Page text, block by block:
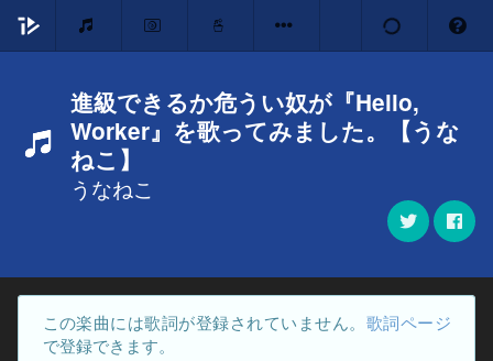
進級できるか危うい奴が『Hello,
Worker』を歌ってみました。【うな
ねこ】
うなねこ
この楽曲には歌詞が登録されていません。 歌詞ページ
で登録できます。